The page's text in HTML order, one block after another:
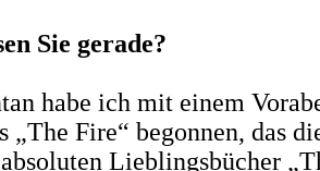
Sie gerade?
habe ich mit einem
„The Fire“ begonnen, das
Lieblingsbücher